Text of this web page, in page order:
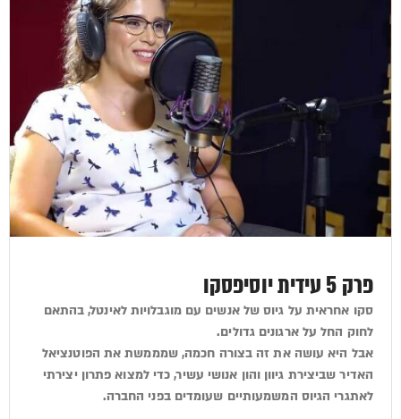
פרק 5 עידית יוסיפסקו
סקו אחראית על גיוס של אנשים עם מוגבלויות לאינטל, בהתאם
לחוק החל על ארגונים גדולים.
אבל היא עושה את זה בצורה חכמה, שמממשת את הפוטנציאל
האדיר שביצירת גיוון והון אנושי עשיר, כדי למצוא פתרון יצירתי
לאתגרי הגיוס המשמעותיים שעומדים בפני החברה.